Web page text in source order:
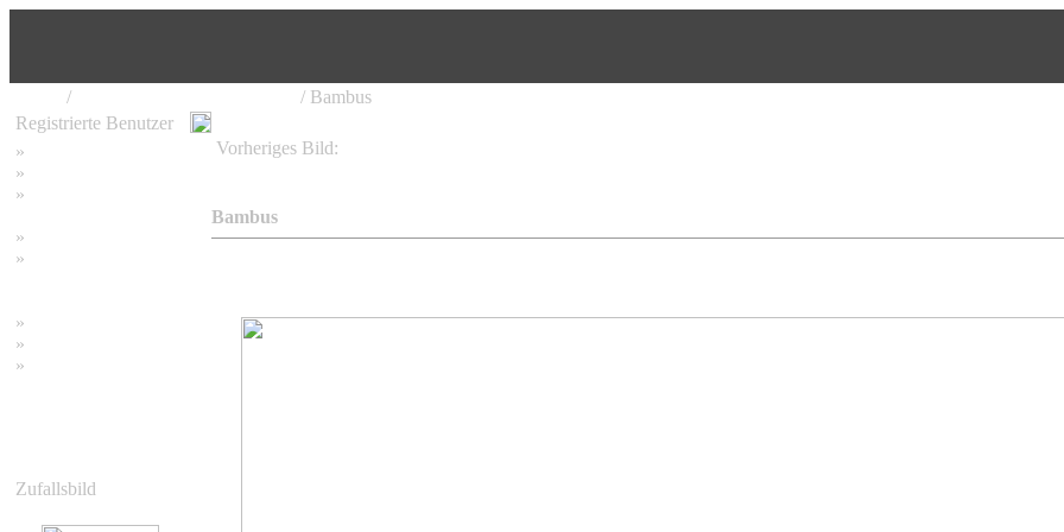
/ / Bambus
Registrierte Benutzer
»
»
»
»
»
»
»
»
Zufallsbild
Vorheriges Bild:
Bambus